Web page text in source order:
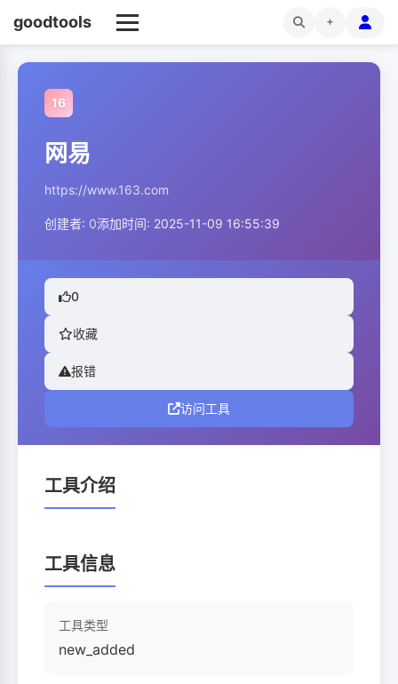
goodtools +
16
网易
https://www.163.com
创建者: 0添加时间: 2025-11-09 16:55:39
0
收藏
报错
访问工具
工具介绍
工具信息
工具类型
new_added